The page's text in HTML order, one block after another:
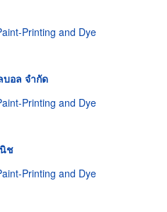
Printing and Dye
อล จำกัด
Printing and Dye
ช
Printing and Dye